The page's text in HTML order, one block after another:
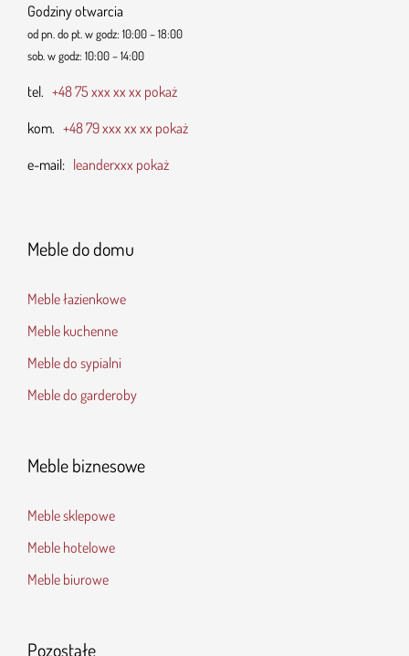
Godziny otwarcia
od pn. do pt. w godz: 10:00 – 18:00
sob. w godz: 10:00 – 14:00
tel. +48 75 xxx xx xx pokaż
kom. +48 79 xxx xx xx pokaż
e-mail: leanderxxx pokaż
Meble do domu
Meble łazienkowe
Meble kuchenne
Meble do sypialni
Meble do garderoby
Meble biznesowe
Meble sklepowe
Meble hotelowe
Meble biurowe
Pozostałe